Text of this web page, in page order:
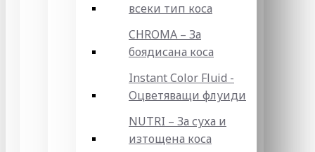
всеки тип коса
CHROMA – За
боядисана коса
Instant Color Fluid -
Оцветяващи флуиди
NUTRI – За суха и
изтощена коса